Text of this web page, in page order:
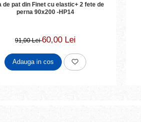
de pat din Finet cu elastic+ 2 fete de
perna 90x200 -HP14
91,00 Lei60,00 Lei
Adauga in cos